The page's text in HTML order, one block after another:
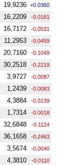
19,9236 +0.0360
16,2209 -0.0181
16,7172 -0.0531
11,2953 -0.0459
20,7160 -0.1049
30,2518 -0.2219
3,9727 -0.0087
1,2439 -0.0083
4,3884 -0.0139
1,7314 -0.0018
32,6848 -0.1124
36,1658 -0.2463
3,5674 -0.0040
4,3810 -0.0110